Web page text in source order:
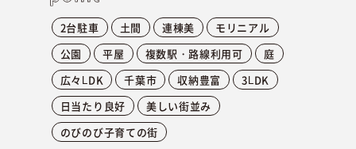
2台駐車 土間 連棟美
モリニアル
公園
平屋 複数駅・路線利用可
庭
広々LDK
千葉市 収納豊富
3LDK
日当たり良好
美しい街並み
のびのび子育ての街